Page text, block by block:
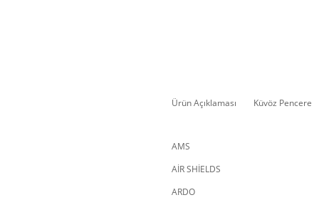
Ürün Açıklaması Küvöz Pencere
AMS
AİR SHİELDS
ARDO